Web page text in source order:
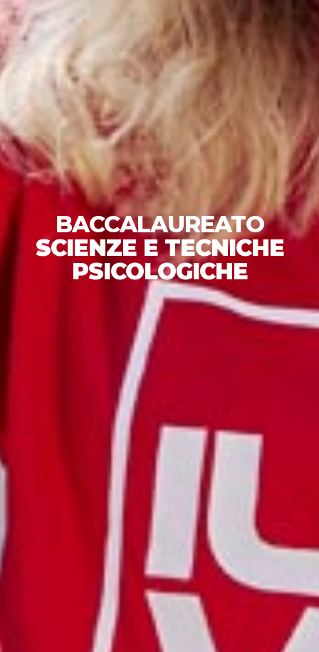
BACCALAUREATO
SCIENZE E TECNICHE
PSICOLOGICHE